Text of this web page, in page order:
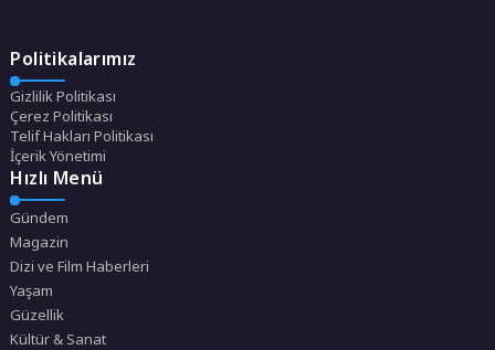
Politikalarımız
Gizlilik Politikası
Çerez Politikası
Telif Hakları Politikası
İçerik Yönetimi
Hızlı Menü
Gündem
Magazin
Dizi ve Film Haberleri
Yaşam
Güzellik
Kültür & Sanat